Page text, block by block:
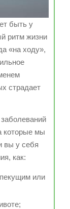
быть у
ритм жизни
«на ходу»,
страдает
которые мы
вы у себя
как:
или